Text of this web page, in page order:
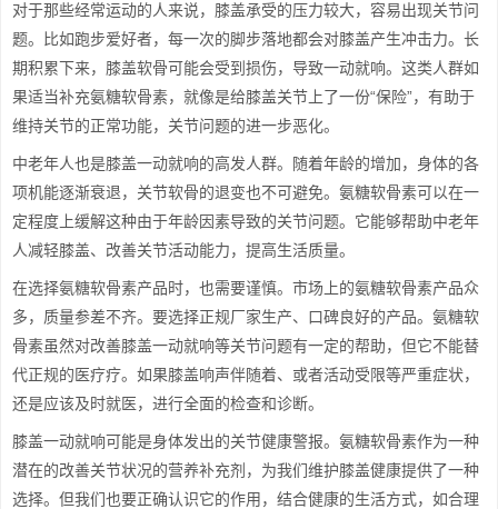
对于那些经常运动的人来说，膝盖承受的压力较大，容易出现关节问
题。比如跑步爱好者，每一次的脚步落地都会对膝盖产生冲击力。长
期积累下来，膝盖软骨可能会受到损伤，导致一动就响。这类人群如
果适当补充氨糖软骨素，就像是给膝盖关节上了一份“保险”，有助于
维持关节的正常功能，关节问题的进一步恶化。
中老年人也是膝盖一动就响的高发人群。随着年龄的增加，身体的各
项机能逐渐衰退，关节软骨的退变也不可避免。氨糖软骨素可以在一
定程度上缓解这种由于年龄因素导致的关节问题。它能够帮助中老年
人减轻膝盖、改善关节活动能力，提高生活质量。
在选择氨糖软骨素产品时，也需要谨慎。市场上的氨糖软骨素产品众
多，质量参差不齐。要选择正规厂家生产、口碑良好的产品。氨糖软
骨素虽然对改善膝盖一动就响等关节问题有一定的帮助，但它不能替
代正规的医疗疗。如果膝盖响声伴随着、或者活动受限等严重症状，
还是应该及时就医，进行全面的检查和诊断。
膝盖一动就响可能是身体发出的关节健康警报。氨糖软骨素作为一种
潜在的改善关节状况的营养补充剂，为我们维护膝盖健康提供了一种
选择。但我们也要正确认识它的作用，结合健康的生活方式，如合理